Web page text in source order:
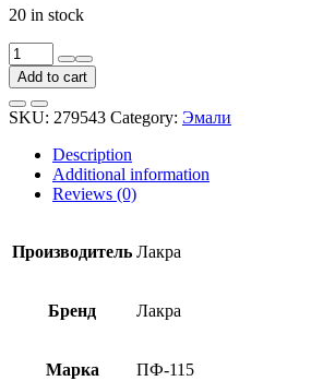
20 in stock
Эмаль
Лакра
ПФ-115
темно-
зеленая
quantity
Add to cart
SKU: 279543 Category: Эмали
Description
Additional information
Reviews (0)
Производитель Лакра
Бренд Лакра
Марка ПФ-115